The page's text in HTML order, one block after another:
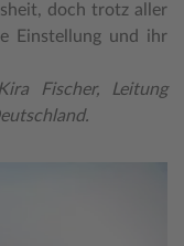
doch trotz aller
Einstellung und ihr
Fischer, Leitung